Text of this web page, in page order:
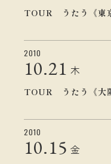
TOUR うたう《東
2010
10.21 木
TOUR うたう《大
2010
10.15 金